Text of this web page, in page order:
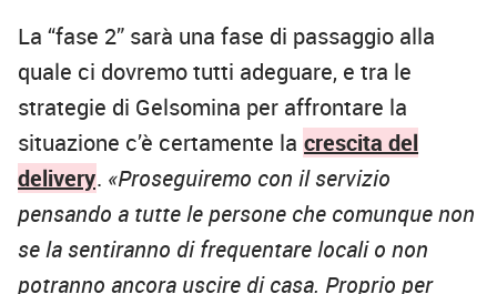
La “fase 2” sarà una fase di passaggio alla
quale ci dovremo tutti adeguare, e tra le
strategie di Gelsomina per affrontare la
situazione c’è certamente la crescita del
delivery. «Proseguiremo con il servizio
pensando a tutte le persone che comunque non
se la sentiranno di frequentare locali o non
potranno ancora uscire di casa. Proprio per